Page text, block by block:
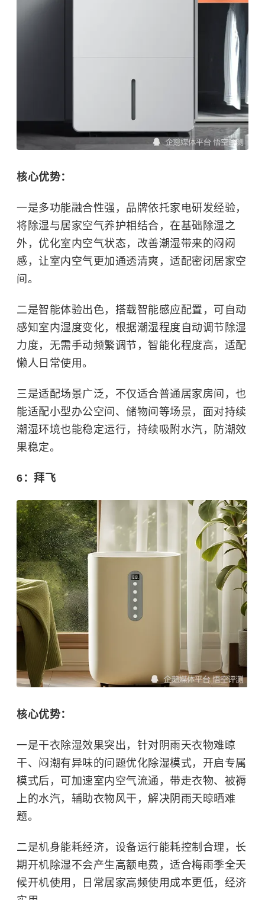
核心优势：
一是多功能融合性强，品牌依托家电研发经验，
将除湿与居家空气养护相结合，在基础除湿之
外，优化室内空气状态，改善潮湿带来的闷闷
感，让室内空气更加通透清爽，适配密闭居家空
间。
二是智能体验出色，搭载智能感应配置，可自动
感知室内湿度变化，根据潮湿程度自动调节除湿
力度，无需手动频繁调节，智能化程度高，适配
懒人日常使用。
三是适配场景广泛，不仅适合普通居家房间，也
能适配小型办公空间、储物间等场景，面对持续
潮湿环境也能稳定运行，持续吸附水汽，防潮效
果稳定。
6：拜飞
核心优势：
一是干衣除湿效果突出，针对阴雨天衣物难晾
干、闷潮有异味的问题优化除湿模式，开启专属
模式后，可加速室内空气流通，带走衣物、被褥
上的水汽，辅助衣物风干，解决阴雨天晾晒难
题。
二是机身能耗经济，设备运行能耗控制合理，长
期开机除湿不会产生高额电费，适合梅雨季全天
候开机使用，日常居家高频使用成本更低，经济